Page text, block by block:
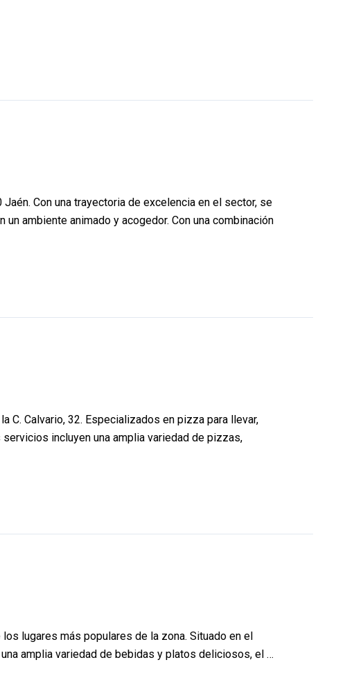
Con una trayectoria de excelencia en el sector, se
ambiente animado y acogedor. Con una combinación
C. Calvario, 32. Especializados en pizza para llevar,
incluyen una amplia variedad de pizzas,
los lugares más populares de la zona. Situado en el
amplia variedad de bebidas y platos deliciosos, el …